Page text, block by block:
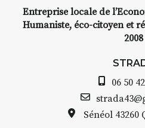
Entreprise locale de
Humaniste, éco-citoyen et
2008
06 50
Sénéol 43260